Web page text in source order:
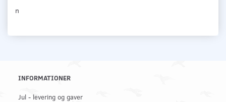
n
INFORMATIONER
Jul - levering og gaver